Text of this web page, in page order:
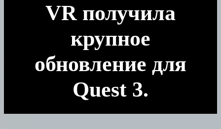
VR получила
крупное
обновление для
Quest 3.